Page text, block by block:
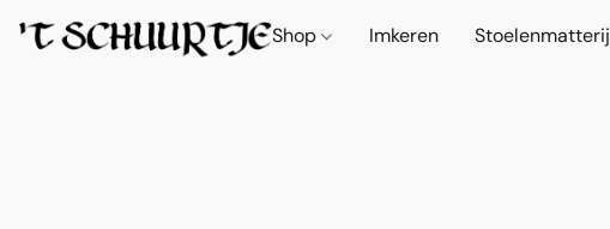
Shop Imkeren Stoelenmatterij